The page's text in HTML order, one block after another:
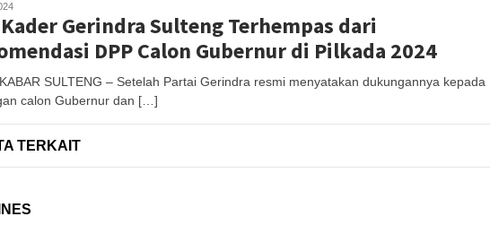
Kader Gerindra Sulteng Terhempas dari
DPP Calon Gubernur di Pilkada 2024
SULTENG – Setelah Partai Gerindra resmi menyatakan dukungannya kepada
calon Gubernur dan […]
TERKAIT